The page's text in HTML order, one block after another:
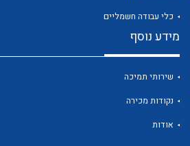
כלי עבודה חשמליים
מידע נוסף
שירותי תמיכה
נקודות מכירה
אודות